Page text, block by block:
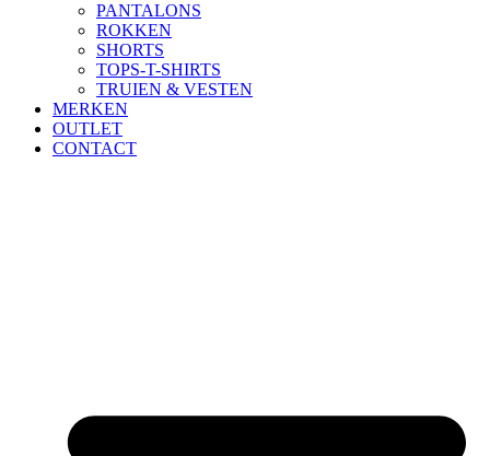
PANTALONS
ROKKEN
SHORTS
TOPS-T-SHIRTS
TRUIEN & VESTEN
MERKEN
OUTLET
CONTACT